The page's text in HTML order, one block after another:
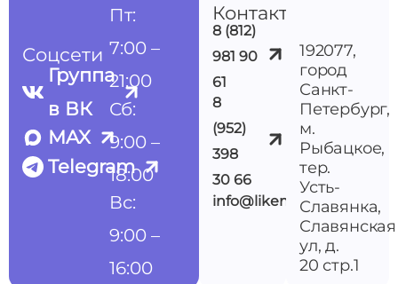
Контакты
8 (812)
981 90
61
8
(952)
398
30 66
info@likemedspb.ru
192077,
город
Санкт-
Петербург,
м.
Рыбацкое,
тер.
Усть-
Славянка,
Славянская
ул, д.
20 стр.1
Соцсети
Группа
в ВК
MAX
Telegram
Пт:
7:00 –
21:00
Сб:
9:00 –
18:00
Вс:
9:00 –
16:00